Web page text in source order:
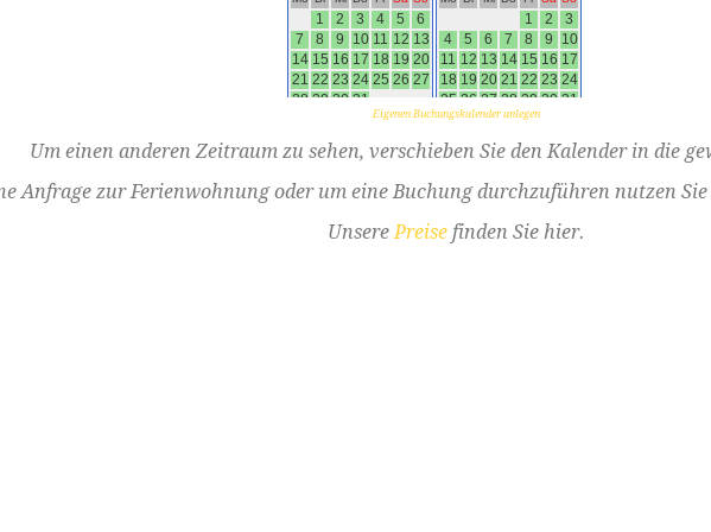
Eigenen Buchungskalender anlegen
Um einen anderen Zeitraum zu sehen, verschieben Sie den Kalender in die
Anfrage zur Ferienwohnung oder um eine Buchung durchzuführen nutzen
UnserePreisefinden Sie hier.